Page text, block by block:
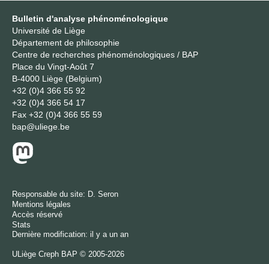
Bulletin d'analyse phénoménologique
Université de Liège
Département de philosophie
Centre de recherches phénoménologiques / BAP
Place du Vingt-Août 7
B-4000 Liège (Belgium)
+32 (0)4 366 55 92
+32 (0)4 366 54 17
Fax +32 (0)4 366 55 59
bap@uliege.be
Responsable du site: D. Seron
Mentions légales
Accès réservé
Stats
Dernière modification: il y a un an
ULiège Creph BAP © 2005-2026